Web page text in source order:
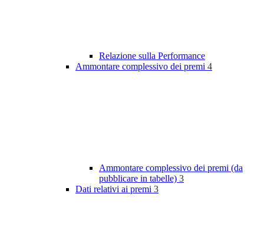
Relazione sulla Performance
Ammontare complessivo dei premi 4
Ammontare complessivo dei premi (da
pubblicare in tabelle) 3
Dati relativi ai premi 3